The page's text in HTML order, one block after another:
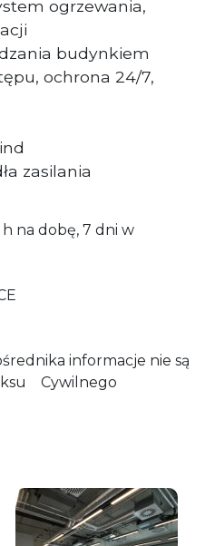
ogrzewania,
budynkiem
ochrona 24/7,
zasilania
na dobę, 7 dni w
informacje nie są
Cywilnego